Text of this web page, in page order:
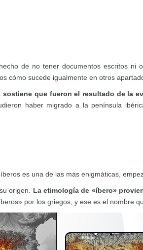
de no tener documentos escritos ni
cómo sucede igualmente en otros
sostiene que fueron el resultado de la
haber migrado a la península
es una de las más enigmáticas,
origen. La etimología de «íbero»
por los griegos, y ese es el nombre